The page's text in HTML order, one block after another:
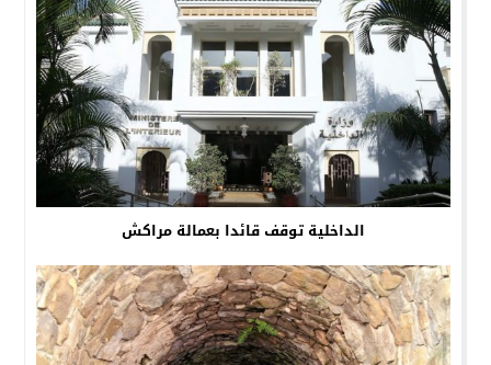
الداخلية توقف قائدا بعمالة مراكش